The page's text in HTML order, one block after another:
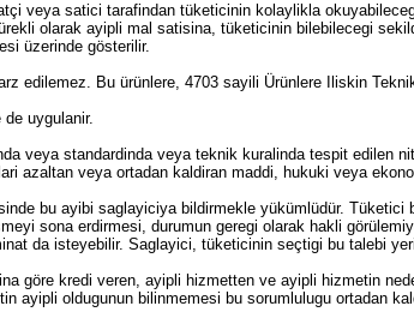
veya satici tarafindan tüketicinin kolaylikla
olarak ayipli mal satisina, tüketicinin bilebilecegi
üzerinde gösterilir.
edilemez. Bu ürünlere, 4703 sayili Ürünlere Iliskin
uygulanir.
veya standardinda veya teknik kuralinda tespit edilen
azaltan veya ortadan kaldiran maddi, hukuki veya
bu ayibi saglayiciya bildirmekle yükümlüdür.
sona erdirmesi, durumun geregi olarak hakli
da isteyebilir. Saglayici, tüketicinin seçtigi bu talebi
göre kredi veren, ayipli hizmetten ve ayipli hizmetin
ayipli oldugunun bilinmemesi bu sorumlulugu ortadan